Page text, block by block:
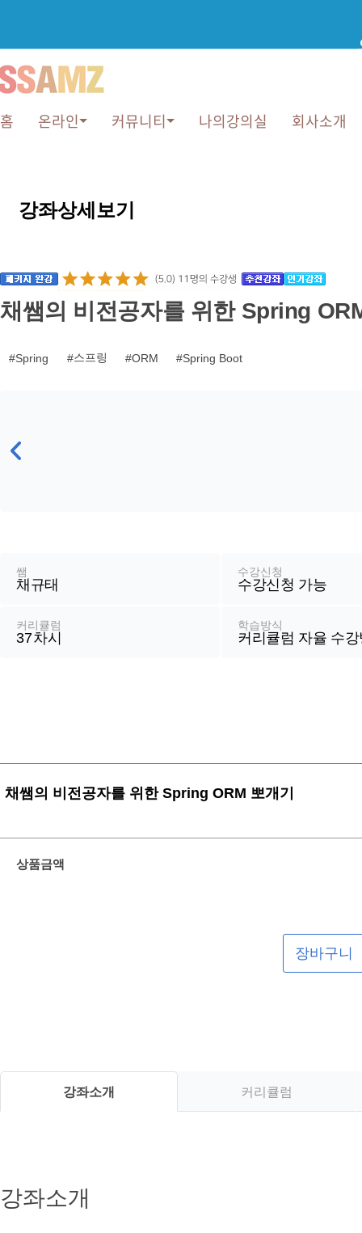
홈 온라인 커뮤니티 나의강의실 회사소개
강
상
세
강좌상세보기
채쌤의 비전공자를 위한 Spring
Spring 스프링 ORM Spring Boot
쌤
채규태
수강신청
수강신청 가능
커리큘럼
37차시
학습방식
커리큘럼 자율 수
채쌤의 비전공자를 위한 Spring ORM 뽀개기
상품금액
장바구니
강좌소개 커리큘럼
강좌소개